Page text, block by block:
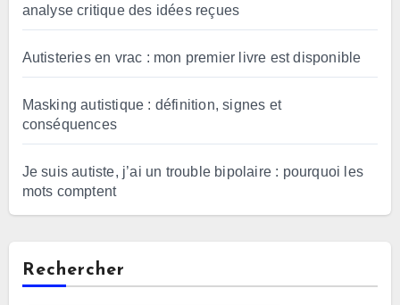
analyse critique des idées reçues
Autisteries en vrac : mon premier livre est disponible
Masking autistique : définition, signes et
conséquences
Je suis autiste, j’ai un trouble bipolaire : pourquoi les
mots comptent
Rechercher